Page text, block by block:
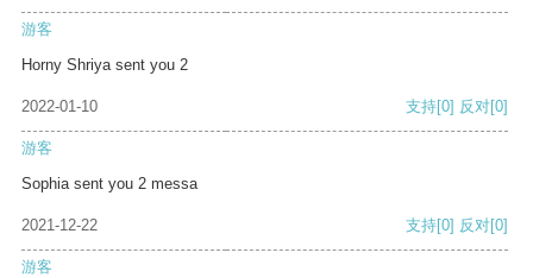
游客
Horny Shriya sent you 2
2022-01-10 支持[0] 反对[0]
游客
Sophia sent you 2 messa
2021-12-22 支持[0] 反对[0]
游客